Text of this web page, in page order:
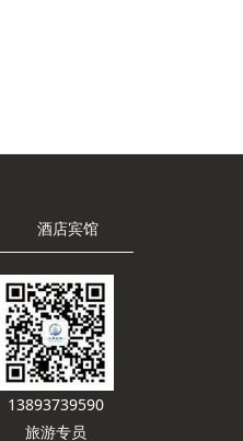
酒店宾馆
13893739590
旅游专员